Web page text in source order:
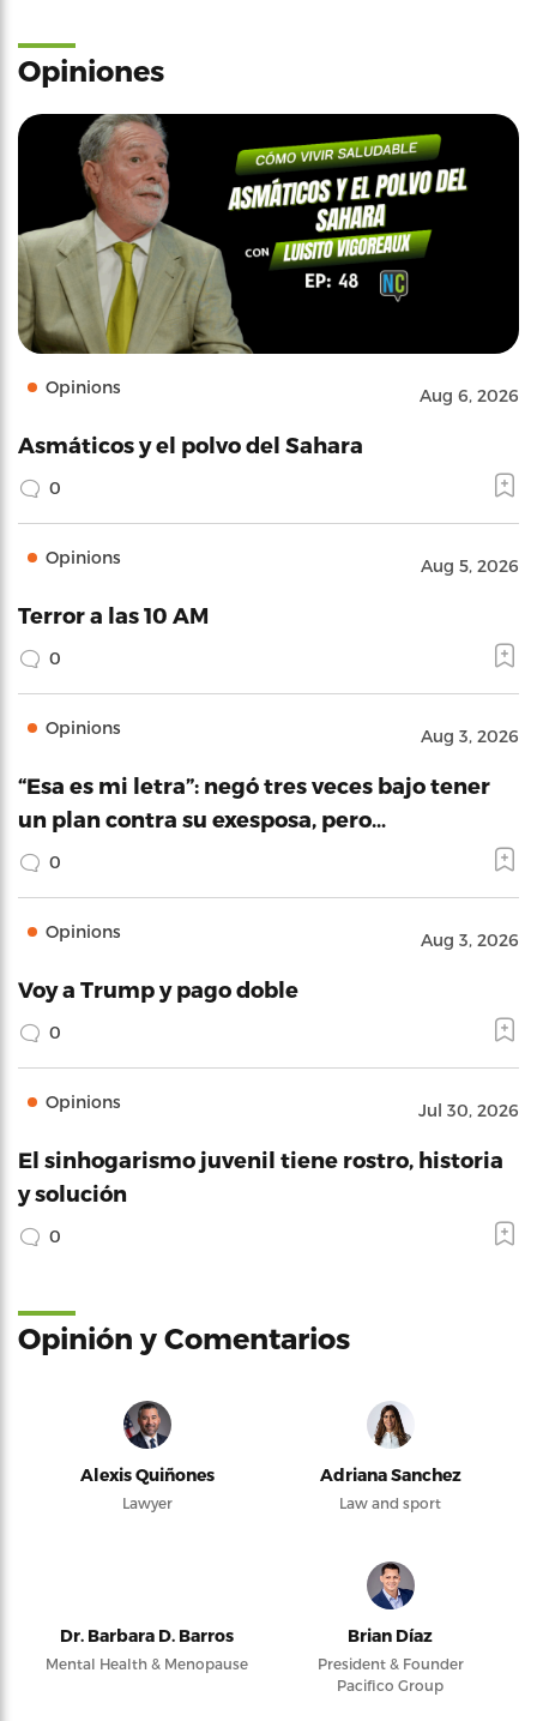
Opiniones
Opinions Aug 6, 2026
Asmáticos y el polvo del Sahara
0
Opinions Aug 5, 2026
Terror a las 10 AM
0
Opinions Aug 3, 2026
“Esa es mi letra”: negó tres veces bajo tener
un plan contra su exesposa, pero…
0
Opinions Aug 3, 2026
Voy a Trump y pago doble
0
Opinions Jul 30, 2026
El sinhogarismo juvenil tiene rostro, historia
y solución
0
Opinión y Comentarios
Alexis Quiñones
Lawyer
Adriana Sanchez
Law and sport
Dr. Barbara D. Barros
Mental Health & Menopause
Brian Díaz
President & Founder
Pacifico Group